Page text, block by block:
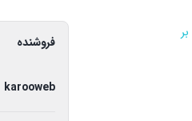
فروشنده
karooweb